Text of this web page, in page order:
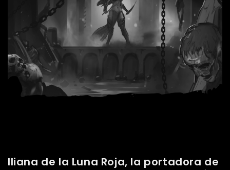
Iliana de la Luna Roja, la portadora de